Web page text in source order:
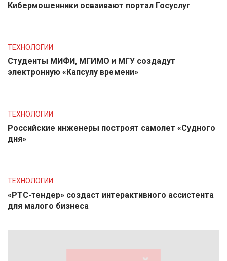
Кибермошенники осваивают портал Госуслуг
ТЕХНОЛОГИИ
Студенты МИФИ, МГИМО и МГУ создадут
электронную «Капсулу времени»
ТЕХНОЛОГИИ
Российские инженеры построят самолет «Судного
дня»
ТЕХНОЛОГИИ
«РТС-тендер» создаст интерактивного ассистента
для малого бизнеса